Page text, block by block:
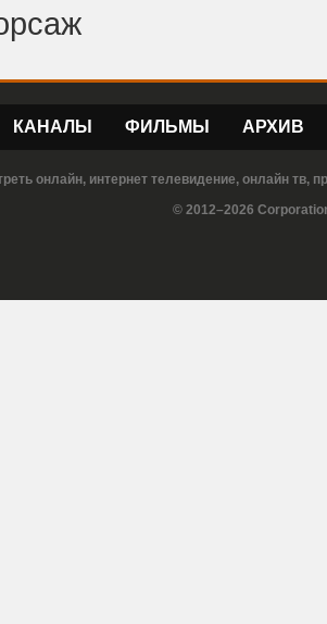
КАНАЛЫ ФИЛЬМЫ АРХИВ
онлайн, интернет телевидение, онлайн тв,
© 2012–2026